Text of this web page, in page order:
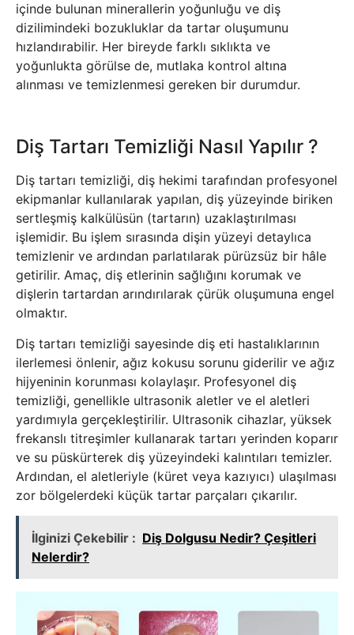
içinde bulunan minerallerin yoğunluğu ve diş
dizilimindeki bozukluklar da tartar oluşumunu
hızlandırabilir. Her bireyde farklı sıklıkta ve
yoğunlukta görülse de, mutlaka kontrol altına
alınması ve temizlenmesi gereken bir durumdur.
Diş Tartarı Temizliği Nasıl Yapılır ?
Diş tartarı temizliği, diş hekimi tarafından profesyonel
ekipmanlar kullanılarak yapılan, diş yüzeyinde biriken
sertleşmiş kalkülüsün (tartarın) uzaklaştırılması
işlemidir. Bu işlem sırasında dişin yüzeyi detaylıca
temizlenir ve ardından parlatılarak pürüzsüz bir hâle
getirilir. Amaç, diş etlerinin sağlığını korumak ve
dişlerin tartardan arındırılarak çürük oluşumuna engel
olmaktır.
Diş tartarı temizliği sayesinde diş eti hastalıklarının
ilerlemesi önlenir, ağız kokusu sorunu giderilir ve ağız
hijyeninin korunması kolaylaşır. Profesyonel diş
temizliği, genellikle ultrasonik aletler ve el aletleri
yardımıyla gerçekleştirilir. Ultrasonik cihazlar, yüksek
frekanslı titreşimler kullanarak tartarı yerinden koparır
ve su püskürterek diş yüzeyindeki kalıntıları temizler.
Ardından, el aletleriyle (küret veya kazıyıcı) ulaşılması
zor bölgelerdeki küçük tartar parçaları çıkarılır.
İlginizi Çekebilir : Diş Dolgusu Nedir? Çeşitleri
Nelerdir?